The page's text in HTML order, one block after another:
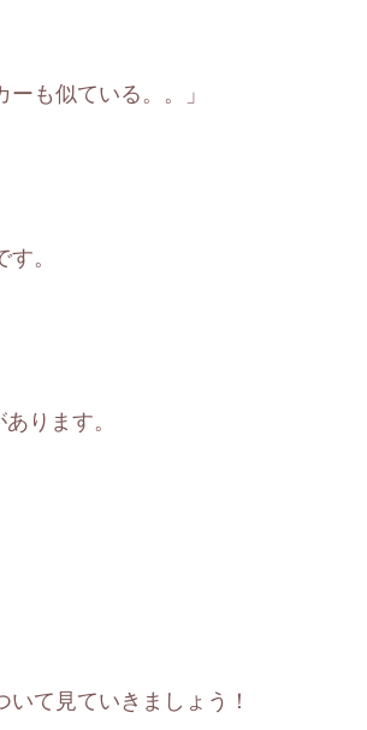
も似ている。。」
。
ります。
て見ていきましょう！